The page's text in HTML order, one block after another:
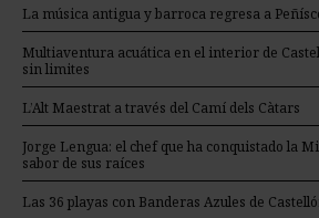
La música antigua y barroca regresa a
Multiaventura acuática en el interior de
sin limites
L’Alt Maestrat a través del Camí dels Càtars
Jorge Lengua: el chef que ha conquistado la
sabor de sus raíces
Las 36 playas con Banderas Azules de